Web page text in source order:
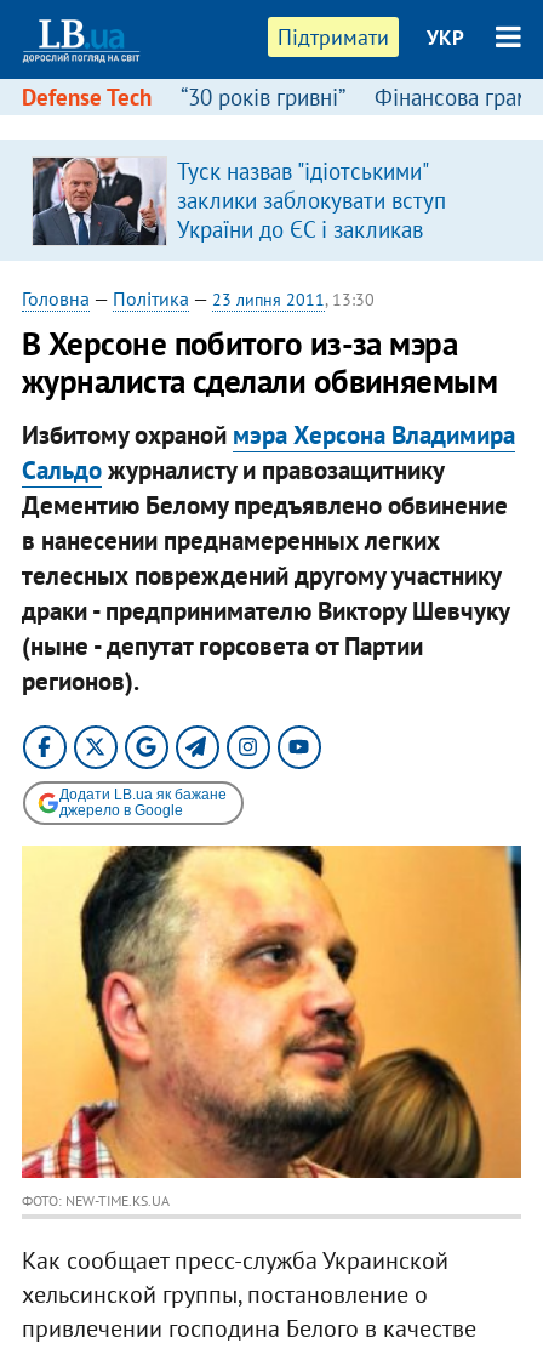
Підтримати УКР
Defense Tech “30 років гривні” Фінансова
Туск назвав "ідіотськими"
заклики заблокувати вступ
України до ЄС і закликав
припинити антиукраїнську
риторику
Головна — Політика — 23 липня 2011, 13:30
В Херсоне побитого из-за мэра
журналиста сделали обвиняемым
Избитому охраной мэра Херсона Владимира
Сальдожурналисту и правозащитнику
Дементию Белому предъявлено обвинение
в нанесении преднамеренных легких
телесных повреждений другому участнику
драки - предпринимателю Виктору Шевчуку
(ныне - депутат горсовета от Партии
регионов).
Додати LB.ua як бажане
джерело в Google
ФОТО: NEW-TIME.KS.UA
Как сообщает пресс-служба Украинской
хельсинской группы, постановление о
привлечении господина Белого в качестве